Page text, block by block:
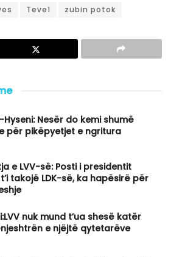
Teve1 zubin potok
Nesër do kemi shumë
për pikëpyetjet e ngritura
e LVV-së: Posti i presidentit
t’i takojë LDK-së, ka hapësirë për
nuk mund t’ua shesë katër
e njëjtë qytetarëve